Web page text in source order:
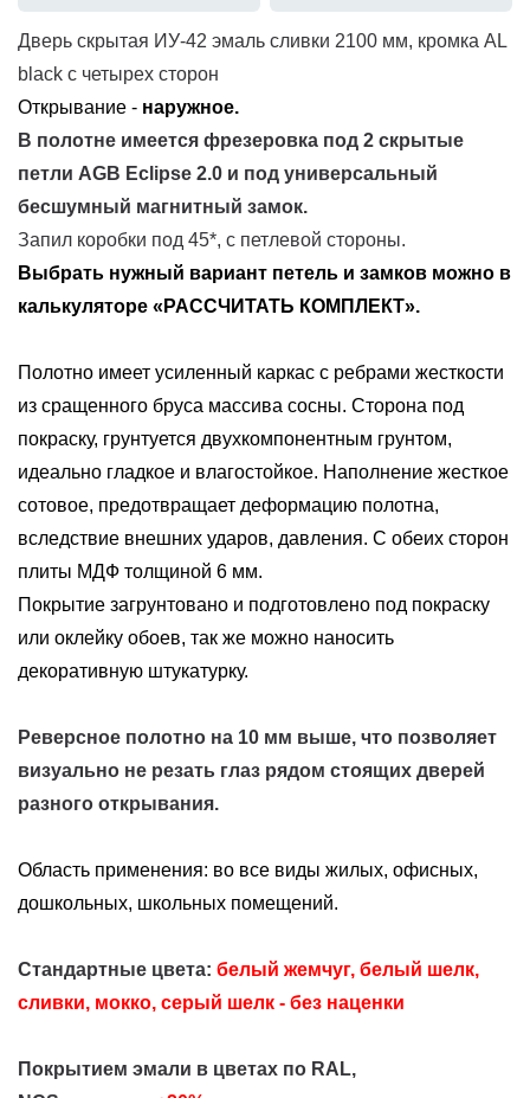
Дверь скрытая ИУ-42 эмаль сливки 2100 мм, кромка AL
black с четырех сторон
Открывание - наружное.
В полотне имеется фрезеровка под 2 скрытые
петли AGB Eclipse 2.0 и под универсальный
бесшумный магнитный замок.
Запил коробки под 45*, с петлевой стороны.
Выбрать нужный вариант петель и замков можно в
калькуляторе «РАССЧИТАТЬ КОМПЛЕКТ».
Полотно имеет усиленный каркас с ребрами жесткости
из сращенного бруса массива сосны. Сторона под
покраску, грунтуется двухкомпонентным грунтом,
идеально гладкое и влагостойкое. Наполнение жесткое
сотовое, предотвращает деформацию полотна,
вследствие внешних ударов, давления. С обеих сторон
плиты МДФ толщиной 6 мм.
Покрытие загрунтовано и подготовлено под покраску
или оклейку обоев, так же можно наносить
декоративную штукатурку.
Реверсное полотно на 10 мм выше, что позволяет
визуально не резать глаз рядом стоящих дверей
разного открывания.
Область применения: во все виды жилых, офисных,
дошкольных, школьных помещений.
Стандартные цвета: белый жемчуг, белый шелк,
сливки, мокко, серый шелк - без наценки
Покрытием эмали в цветах по RAL,